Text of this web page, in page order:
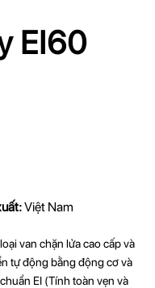
EI60
Việt Nam
van chặn lửa cao cấp và
tự động bằng động cơ và
EI (Tính toàn vẹn và